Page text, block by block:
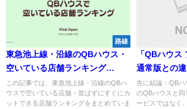
路線
東急池上線・沿線のQBハウス・
空いている店舗ランキング
【2026年6月】
この記事では、東急池上線・沿線のQBハ
ウスで空いている店舗・並ばずにすぐにカ
ットできる店舗ランキングをまとめていま
「QBハウス
通常版との
解説
先に結論：QB
のQBハウスと同
ービスではなく